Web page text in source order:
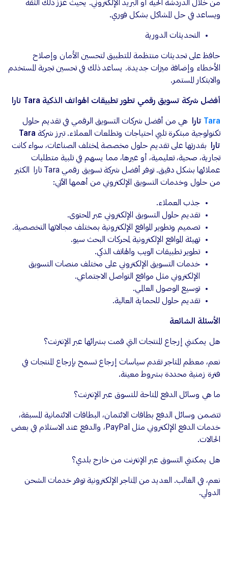
من خلال الدردشة الحية أو البريد الإلكتروني. يحيث عزز ذلك الثقة
ويساعد في حل المشاكل بشكل فوري.
التحديثات الدورية
حافظ على تحديثات منتظمة للتطبيق لتحسين الأمان وإصلاح
الأخطاء وإضافة ميزات جديدة. يساعد ذلك في تحسين تجربة المستخدم
والابتكار المستمر.
أفضل شركة تسويق رقمي تطور تطبيقات الهواتف الذكية Tara تارا
Tara تارا
هي من أفضل شركات التسويق الرقمي في تقديم حلول
تكنولوجية مبتكرة تلبي احتياجات وتطلعات العملاء. تبرز شركة Tara
تارا بقدرتها على تقديم حلول مخصصة لمختلف الصناعات، سواء كانت
تجارية، صحية، تعليمية، أو غيرها، مما يسهم في تلبية متطلبات
عملائها بشكل دقيق. توفر أفضل شركة تسويق رقمي Tara تارا الكثير
من حلول وخدمات التسويق الإلكتروني من أهمها الآتي:
جذب العملاء.
تقديم حلول التسويق الإلكتروني عبر المحتوى.
تصميم وتطوير المواقع الإلكترونية بمختلف مجالاتها التخصصية.
تهيئة المواقع الإلكترونية لمحركات البحث سيو.
تطوير تطبيقات الويب والهاتف الذكي.
خدمات التسويق الإلكتروني على مختلف منصات التسويق
الإلكتروني مثل مواقع التواصل الاجتماعي.
توسيع الوصول العالمي.
تقديم حلول للحماية العالية.
الأسئلة الشائعة
هل يمكنني إرجاع المنتجات التي قمت بشرائها عبر الإنترنت؟
نعم، معظم المتاجر تقدم سياسات إرجاع تسمح بإرجاع المنتجات في
فترة زمنية محددة بشروط معينة.
ما هي وسائل الدفع المتاحة للتسوق عبر الإنترنت؟
تتضمن وسائل الدفع بطاقات الائتمان، البطاقات الائتمانية المسبقة،
خدمات الدفع الإلكتروني مثل PayPal، والدفع عند الاستلام في بعض
الحالات.
هل يمكنني التسوق عبر الإنترنت من خارج بلدي؟
نعم، في الغالب. العديد من المتاجر الإلكترونية توفر خدمات الشحن
الدولي.